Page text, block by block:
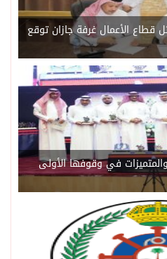
من 20 جهة تمثل قطاع الأعمال غرفة جازان توقع
في وقوفها الأولى